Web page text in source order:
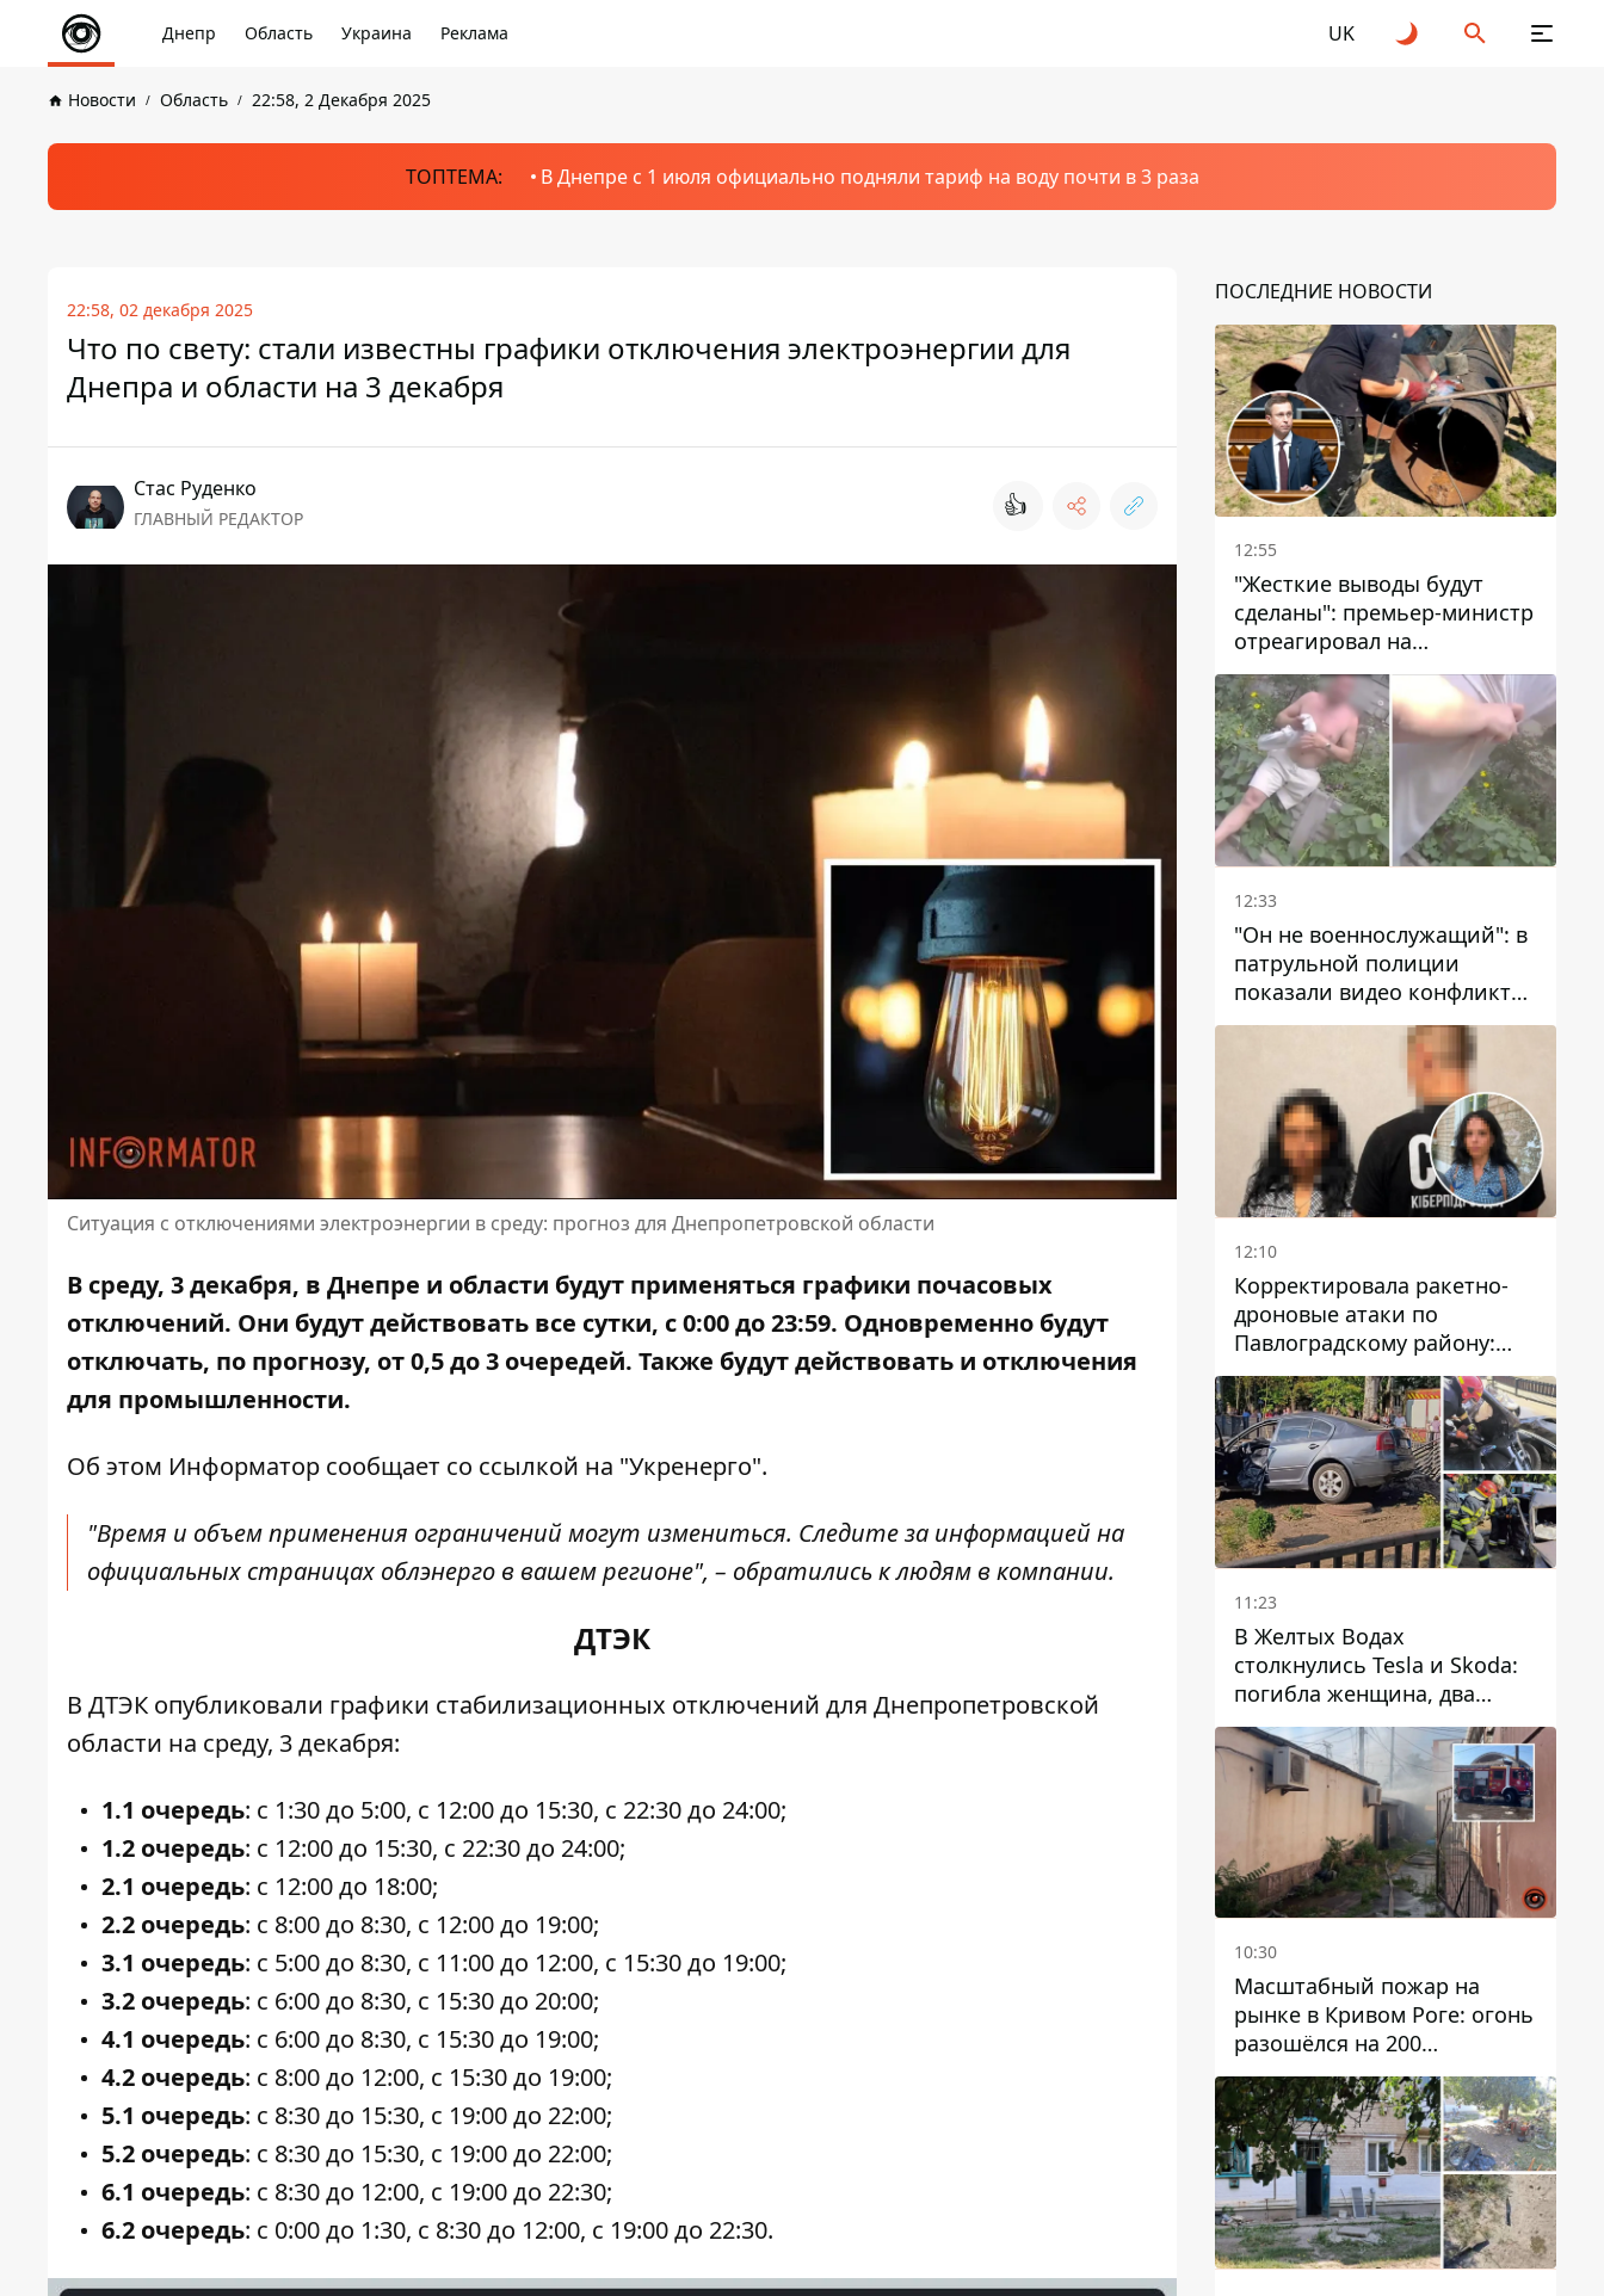
Днепр Область Украина Реклама UK
Новости Область 22:58, 2 Декабря 2025
ТОПТЕМА: В Днепре с 1 июля официально подняли тариф на воду почти в 3 раза
22:58, 02 декабря 2025
Что по свету: стали известны графики отключения электроэнергии для
Днепра и области на 3 декабря
Стаc Руденко
ГЛАВНЫЙ РЕДАКТОР 👍
Ситуация с отключениями электроэнергии в среду: прогноз для Днепропетровской области
В среду, 3 декабря, в Днепре и области будут применяться графики почасовых
отключений. Они будут действовать все сутки, с 0:00 до 23:59. Одновременно будут
отключать, по прогнозу, от 0,5 до 3 очередей. Также будут действовать и отключения
для промышленности.
Об этом Информатор сообщает со ссылкой на "Укренерго".
"Время и объем применения ограничений могут измениться. Следите за информацией на
официальных страницах облэнерго в вашем регионе", – обратились к людям в компании.
ДТЭК
В ДТЭК опубликовали графики стабилизационных отключений для Днепропетровской
области на среду, 3 декабря:
1.1 очередь: с 1:30 до 5:00, с 12:00 до 15:30, с 22:30 до 24:00;
1.2 очередь: с 12:00 до 15:30, с 22:30 до 24:00;
2.1 очередь: с 12:00 до 18:00;
2.2 очередь: с 8:00 до 8:30, с 12:00 до 19:00;
3.1 очередь: с 5:00 до 8:30, с 11:00 до 12:00, с 15:30 до 19:00;
3.2 очередь: с 6:00 до 8:30, с 15:30 до 20:00;
4.1 очередь: с 6:00 до 8:30, с 15:30 до 19:00;
4.2 очередь: с 8:00 до 12:00, с 15:30 до 19:00;
5.1 очередь: с 8:30 до 15:30, с 19:00 до 22:00;
5.2 очередь: с 8:30 до 15:30, с 19:00 до 22:00;
6.1 очередь: с 8:30 до 12:00, с 19:00 до 22:30;
6.2 очередь: с 0:00 до 1:30, с 8:30 до 12:00, с 19:00 до 22:30.
ПОСЛЕДНИЕ НОВОСТИ
12:55
"Жесткие выводы будут
сделаны": премьер-министр
отреагировал на
несколькодневное
отсутствие воды в Марганце
12:33
"Он не военнослужащий": в
патрульной полиции
показали видео конфликта
с мужчиной без ноги на
проспекте Поля в Днепре
12:10
Корректировала ракетно-
дроновые атаки по
Павлоградскому району:
задержали вражескую
агентку
11:23
В Желтых Водах
столкнулись Tesla и Skoda:
погибла женщина, два
человека пострадали
10:30
Масштабный пожар на
рынке в Кривом Роге: огонь
разошёлся на 200
квадратных метров